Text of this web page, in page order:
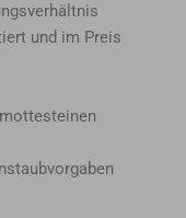
und im Preis